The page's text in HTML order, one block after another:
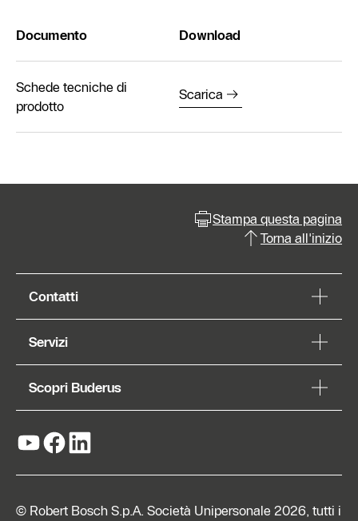
Documento Download
Schede tecniche di
prodotto
Scarica
Stampa questa pagina
Torna all'inizio
Contatti
Servizi
Scopri Buderus
© Robert Bosch S.p.A. Società Unipersonale 2026, tutti i